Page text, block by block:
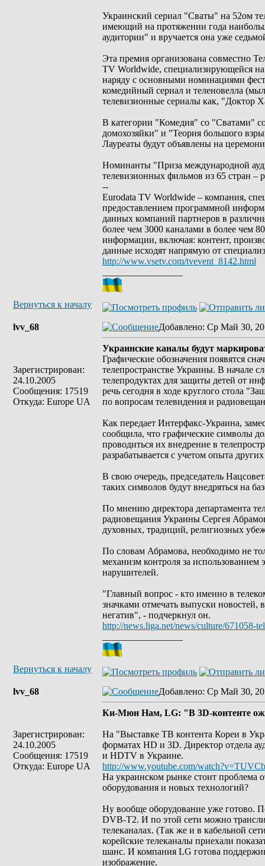
Украинский сериал "Сваты" на 52ом
имеющий на протяжении года
аудитории" и вручается она уже
Эта премия организована совместно
TV Worldwide, специализирующейся
наряду с основными номинациями
комедийный сериал и теленовелла
телевизионные сериалы как, "Доктор
В категории "Комедия" со "Сватами"
домохозяйки" и "Теория большого
Лауреаты будут объявлены на
Номинанты "Приза международной
телевизионных фильмов из 65 стран –
--
Eurodata TV Worldwide – компания,
предоставлением программной
данных компаний партнеров в
более чем 3000 каналами в более чем
информации, включая: контент,
данные исходят напрямую от
http://www.vsetv.com/tvevent_8142.html
Вернуться к началу
lvv_68
Зарегистрирован:
24.10.2005
Сообщения: 17519
Откуда: Europe UA
Добавлено: Ср Май 30,
Украинские каналы будут
Графические обозначения появятся
телепространстве Украины. В начале
телепродуктах для защиты детей от
речь сегодня в ходе круглого стола
по вопросам телевидения и
Как передает Интерфакс-Украина,
сообщила, что графические символы
проводиться их внедрение в
разрабатывается с учетом опыта
В свою очередь, председатель
таких символов будут внедряться на
По мнению директора департамента
радиовещания Украины Сергея
духовных, традиций, религиозных
По словам Абрамова, необходимо не
механизм контроля за
нарушителей.
"Главный вопрос - кто именно в
значками отмечать выпуски новостей,
негатив", - подчеркнул он.
http://news.liga.net/news/culture/671058-
Вернуться к началу
lvv_68
Зарегистрирован:
24.10.2005
Сообщения: 17519
Откуда: Europe UA
Добавлено: Ср Май 30,
Ки-Мюн Нам, LG: "В 3D-контенте
На "Выставке ТВ контента Кореи в
форматах HD и 3D. Директор отдела
и HDTV в Украине.
http://www.youtube.com/
На украинском рынке стоит проблема
оборудования и новых технологий?
Ну вообще оборудование уже готово.
DVB-T2. И по этой сети можно
телеканалах. (Так же и в кабельной
корейские телеканалы приехали
шанс. И компания LG готова
изображение.